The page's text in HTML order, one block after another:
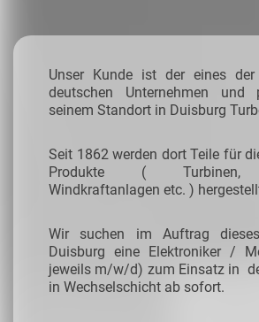
Unser Kunde ist der eines der
deutschen Unternehmen und
seinem Standort in Duisburg
Seit 1862 werden dort Teile für
Produkte ( Turbinen,
Windkraftanlagen etc. )
Wir suchen im Auftrag
Duisburg eine Elektroniker /
jeweils m/w/d) zum Einsatz in
in Wechselschicht ab sofort.